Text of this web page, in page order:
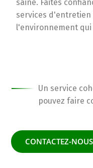
saine. Faites
services d'entretien
l'environnement
Un service
pouvez faire
CONTACTEZ-NOUS